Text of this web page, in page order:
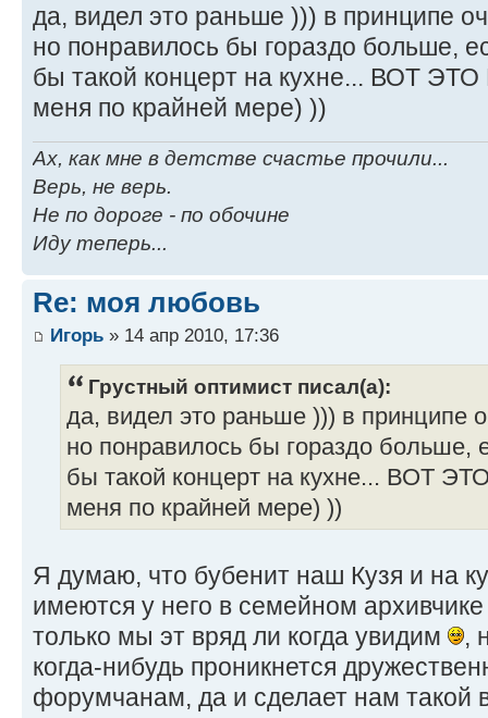
да, видел это раньше ))) в принципе
но понравилось бы гораздо больше,
бы такой концерт на кухне... ВОТ
меня по крайней мере) ))
Ах, как мне в детстве счастье прочили...
Верь, не верь.
Не по дороге - по обочине
Иду теперь...
Re: моя любовь
Игорь » 14 апр 2010, 17:36
Грустный оптимист писал(а):
да, видел это раньше ))) в принципе
но понравилось бы гораздо больше,
бы такой концерт на кухне... ВОТ
меня по крайней мере) ))
Я думаю, что бубенит наш Кузя и на
имеются у него в семейном
только мы эт вряд ли когда увидим
,
когда-нибудь проникнется
форумчанам, да и сделает нам такой